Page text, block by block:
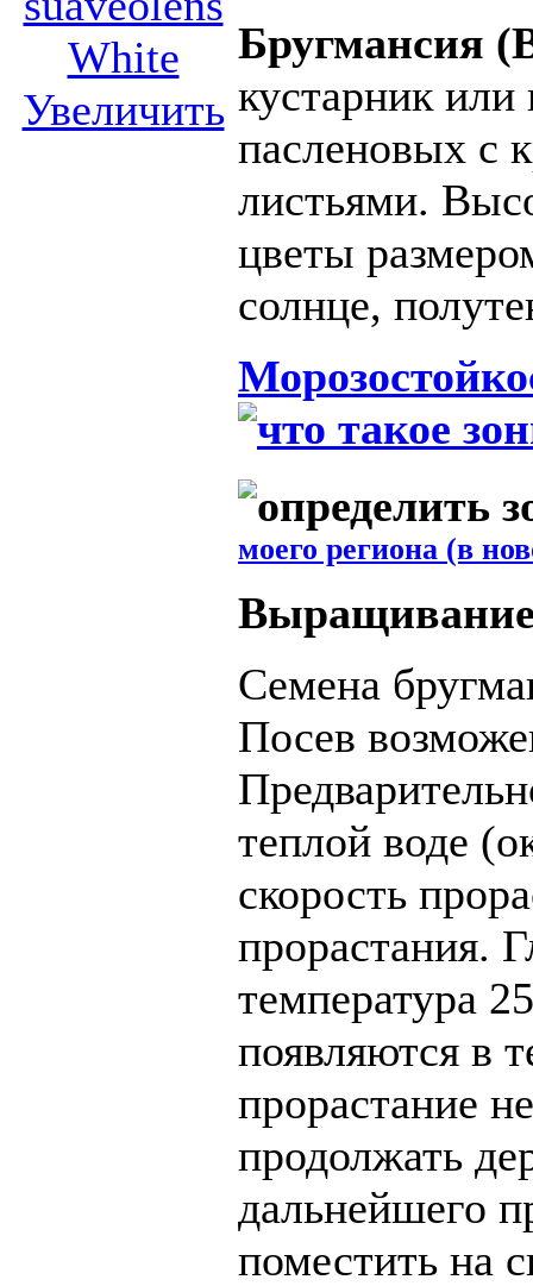
Увеличить
Бругмансия
кустарник
пасленовых с
листьями.
цветы
солнце,
моего региона (в
Выращивание
Семена
Посев
теплой воде (
скорость
прорастания.
температура
появляются в
прорастание
продолжать
дальнейшего
поместить на